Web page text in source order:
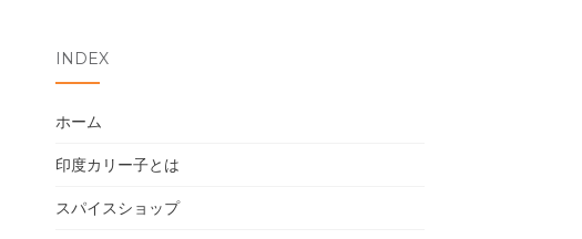
INDEX
ホーム
印度カリー子とは
スパイスショップ